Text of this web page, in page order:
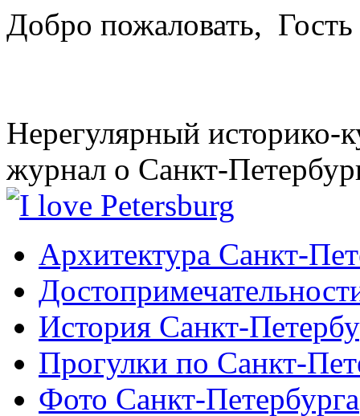
Добро пожаловать, Гость
Нерегулярный историко-
журнал о Санкт-
Архитектура Санкт-
История Санкт-
Прогулки по Санкт-
Фото Санкт-Петербурга